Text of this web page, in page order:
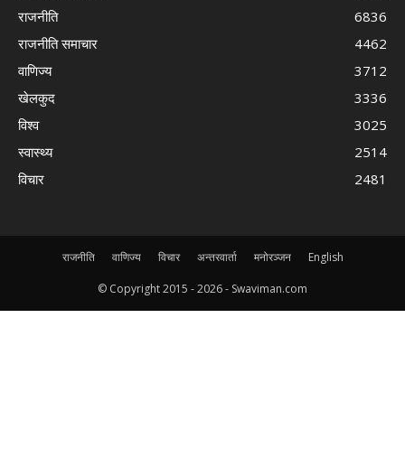
राजनीति
6836
राजनीति समाचार
4462
वाणिज्य
3712
खेलकुद
3336
विश्व
3025
स्वास्थ्य
2514
विचार
2481
राजनीति वाणिज्य विचार अन्तरवार्ता मनोरञ्जन English
© Copyright 2015 -2026 - Swaviman.com